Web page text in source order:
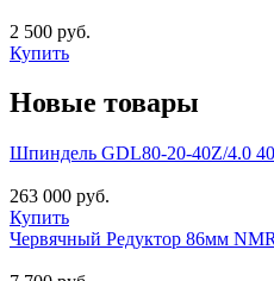
2 500 руб.
Купить
Новые товары
Шпиндель GDL80-20-40Z/4.0
263 000 руб.
Купить
Червячный Редуктор 86мм